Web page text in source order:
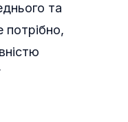
та
потрібно,